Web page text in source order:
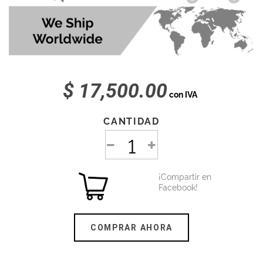
$ 17,500.00con IVA
CANTIDAD
¡Compartir en
Facebook!
COMPRAR AHORA